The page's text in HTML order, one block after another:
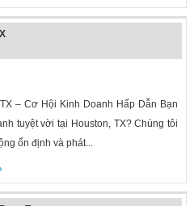
– Cơ Hội Kinh Doanh Hấp Dẫn Bạn
tuyệt vời tại Houston, TX? Chúng tôi
ổn định và phát...